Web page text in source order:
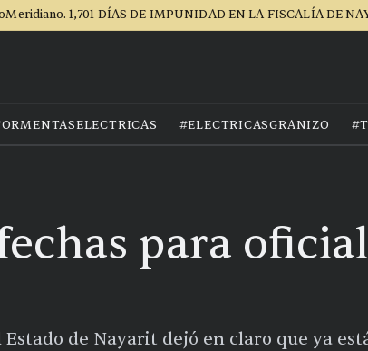
1,701 DÍAS DE IMPUNIDAD EN LA FISCALÍA DE
#ELECTRICASGRANIZO
para
de Nayarit dejó en claro que ya